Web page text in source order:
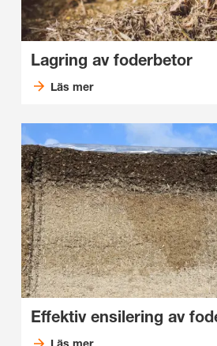
Lagring av foderbetor
Läs mer
Effektiv ensilering av